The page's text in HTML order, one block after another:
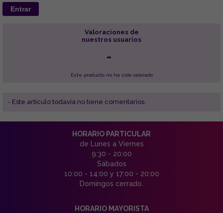
Entrar
Valoraciones de
nuestros usuarios
-
Este producto no ha sido valorado
- Este articulo todavía no tiene comentarios.
HORARIO PARTICULAR
de Lunes a Viernes
9:30 - 20:00
Sábados
10:00 - 14:00 y 17:00 - 20:00
Domingos cerrado.
HORARIO MAYORISTA